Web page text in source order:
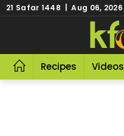
21 Safar 1448 | Aug 06, 2026
Recipes Videos